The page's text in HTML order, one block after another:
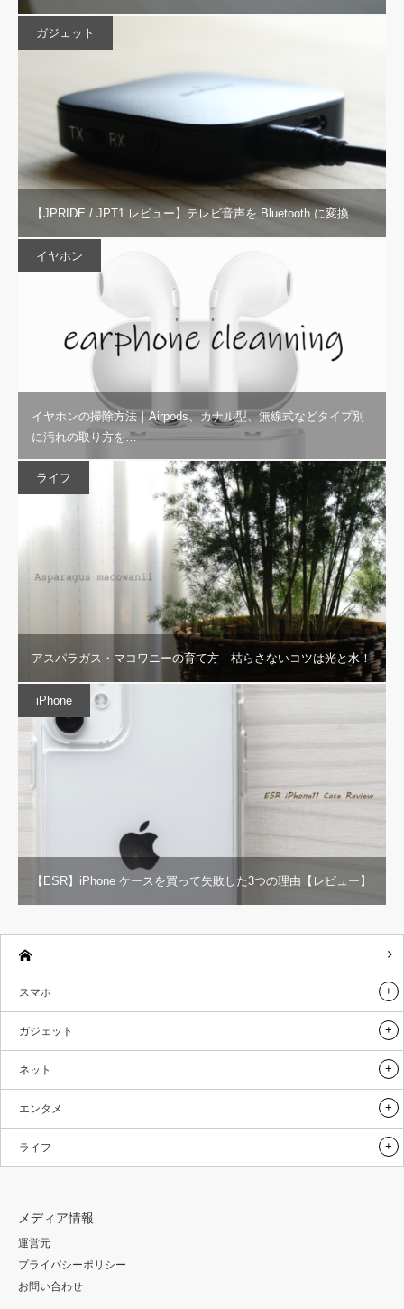
ガジェット
【JPRIDE / JPT1 レビュー】テレビ音声を Bluetooth に変換…
イヤホン
イヤホンの掃除方法｜Airpods、カナル型、無線式などタイプ別
に汚れの取り方を…
ライフ
アスパラガス・マコワニーの育て方｜枯らさないコツは光と水！
iPhone
【ESR】iPhone ケースを買って失敗した3つの理由【レビュー】
スマホ
ガジェット
ネット
エンタメ
ライフ
メディア情報
運営元
プライバシーポリシー
お問い合わせ